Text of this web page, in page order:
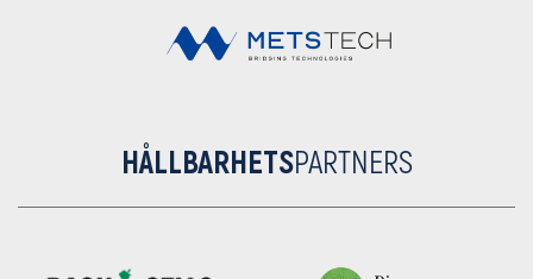
HÅLLBARHETSPARTNERS